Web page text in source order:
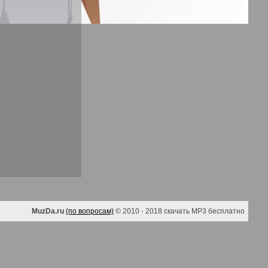
MuzDa.ru (по вопросам) © 2010 - 2018 скачать MP3 бесплатно